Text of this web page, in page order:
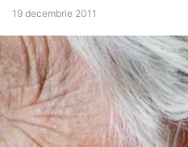
19 decembrie 2011